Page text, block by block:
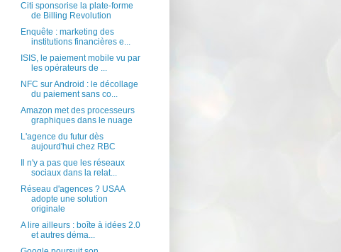
Citi sponsorise la plate-forme
de Billing Revolution
Enquête : marketing des
institutions financières e...
ISIS, le paiement mobile vu par
les opérateurs de ...
NFC sur Android : le décollage
du paiement sans co...
Amazon met des processeurs
graphiques dans le nuage
L'agence du futur dès
aujourd'hui chez RBC
Il n'y a pas que les réseaux
sociaux dans la relat...
Réseau d'agences ? USAA
adopte une solution
originale
A lire ailleurs : boîte à idées 2.0
et autres déma...